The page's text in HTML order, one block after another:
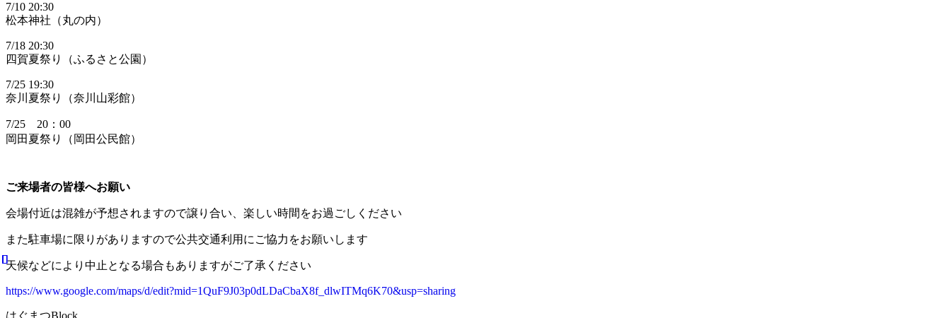
7/10 20:30
松本神社（丸の内）
7/18 20:30
四賀夏祭り（ふるさと公園）
7/25 19:30
奈川夏祭り（奈川山彩館）
7/25 20：00
岡田夏祭り（岡田公民館）
ご来場者の皆様へお願い
会場付近は混雑が予想されますので譲り合い、楽しい時間をお過ごしください
また駐車場に限りがありますので公共交通利用にご協力をお願いします
天候などにより中止となる場合もありますがご了承ください
https://www.google.com/maps/d/edit?mid=1QuF9J03p0dLDaCbaX8f_dlwITMq6K70&usp=sharing
はぐまつBlock